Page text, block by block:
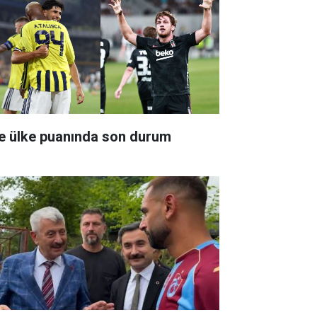
ülke puanında son durum